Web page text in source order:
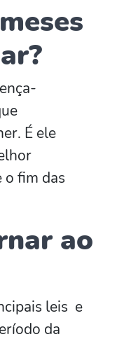
É ele
o fim das
ao
leis e
da